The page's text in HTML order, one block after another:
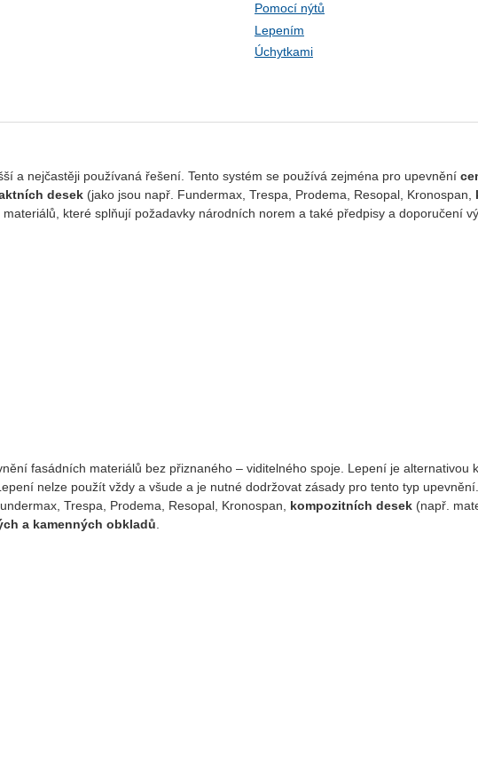
Pomocí nýtů
Lepením
Úchytkami
a nejčastěji používaná řešení. Tento systém se používá zejména pro upevnění
desek (jako jsou např. Fundermax, Trespa, Prodema, Resopal, Kronospan,
které splňují požadavky národních norem a také předpisy a doporučení
fasádních materiálů bez přiznaného – viditelného spoje. Lepení je alternativou
nelze použít vždy a všude a je nutné dodržovat zásady pro tento typ
Trespa, Prodema, Resopal, Kronospan, kompozitních desek (např.
a kamenných obkladů.